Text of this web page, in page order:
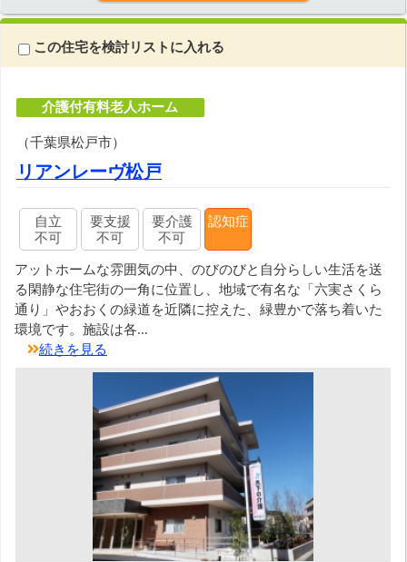
この住宅を検討リストに入れる
介護付有料老人ホーム
（千葉県松戸市）
リアンレーヴ松戸
自立
不可
要支援
不可
要介護
不可
認知症
アットホームな雰囲気の中、のびのびと自分らしい生活を送
る閑静な住宅街の一角に位置し、地域で有名な「六実さくら
通り」やおおくの緑道を近隣に控えた、緑豊かで落ち着いた
環境です。施設は各...
続きを見る